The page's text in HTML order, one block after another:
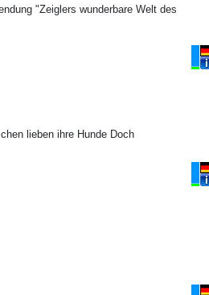
"Zeiglers wunderbare Welt des
lieben ihre Hunde Doch